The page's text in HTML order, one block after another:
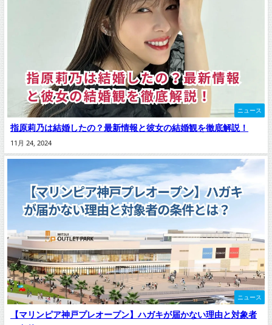
ニュース
指原莉乃は結婚したの？最新情報と彼女の結婚観を徹底解説！
11月 24, 2024
ニュース
【マリンピア神戸プレオープン】ハガキが届かない理由と対象者